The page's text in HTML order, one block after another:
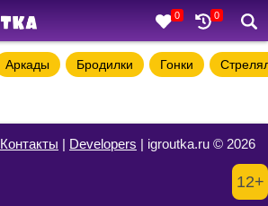
0 0
Аркады Бродилки Гонки
Контакты | Developers | igroutka.ru © 2026
12+